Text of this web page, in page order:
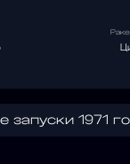
запуски 1971